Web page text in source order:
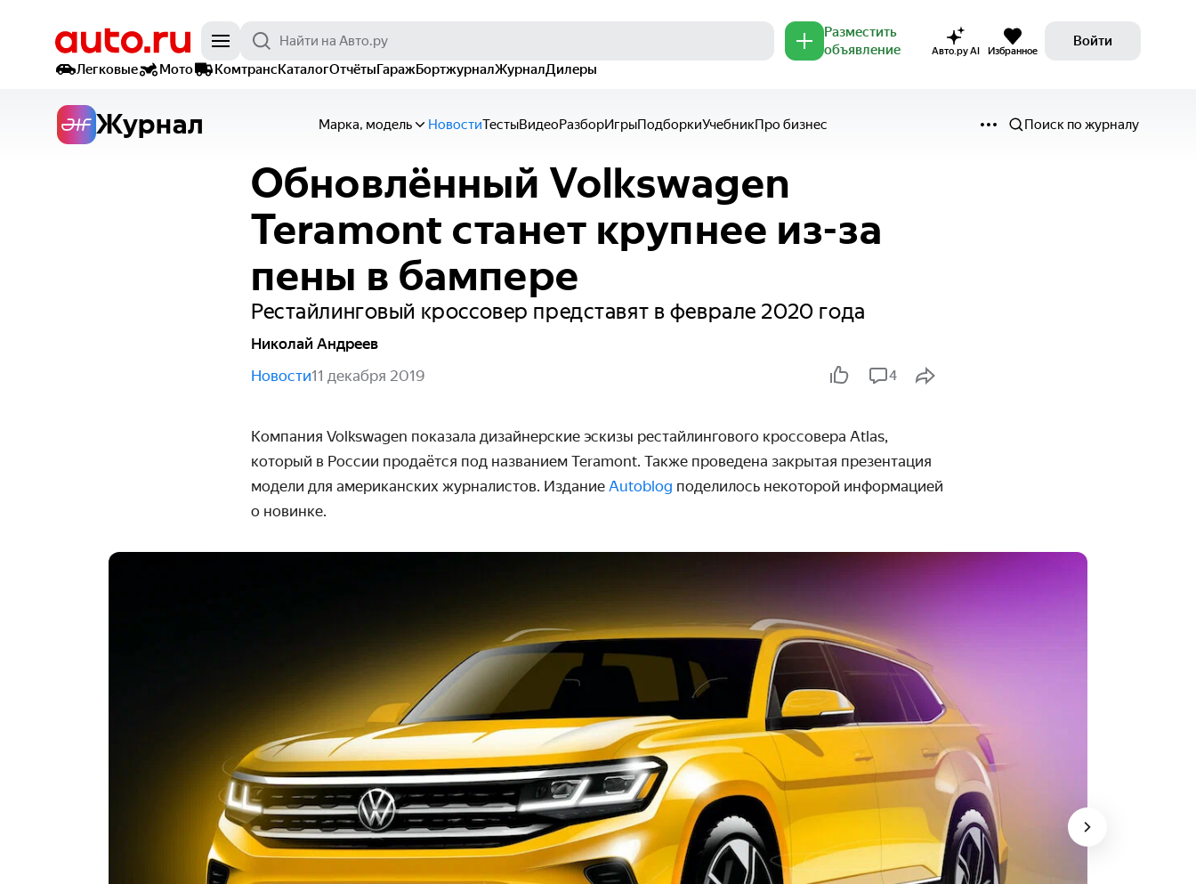
Разместить
объявление
Авто.ру AI Избранное
Войти
Легковые
Мото КомтрансКаталогОтчётыГаражБортжурналЖурналДилеры
Журнал Марка, модель НовостиТестыВидеоРазборИгрыПодборкиУчебникПро бизнес Поиск по журналу
Обновлённый Volkswagen
Teramont станет крупнее из-за
пены в бампере
Рестайлинговый кроссовер представят в феврале 2020 года
Николай Андреев
Новости11 декабря 2019 4
Компания Volkswagen показала дизайнерские эскизы рестайлин­гового кроссовера Atlas,
который в России продаётся под назва­нием Teramont. Также проведена закрытая презентация
модели для амери­канских журналистов. Издание Autoblog поделилось некоторой информацией
о новинке.